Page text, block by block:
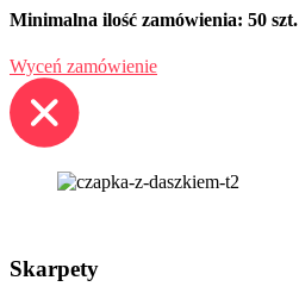
Minimalna ilość zamówienia: 50 szt.
Wyceń zamówienie
Skarpety